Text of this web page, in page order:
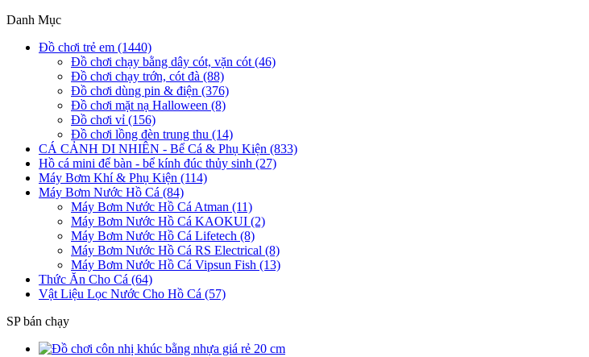
Danh Mục
Đồ chơi trẻ em (1440)
Đồ chơi chạy bằng dây cót, vặn cót (46)
Đồ chơi chạy trớn, cót đà (88)
Đồ chơi dùng pin & điện (376)
Đồ chơi mặt nạ Halloween (8)
Đồ chơi vỉ (156)
Đồ chơi lồng đèn trung thu (14)
CÁ CẢNH DI NHIÊN - Bể Cá & Phụ Kiện (833)
Hồ cá mini để bàn - bể kính đúc thủy sinh (27)
Máy Bơm Khí & Phụ Kiện (114)
Máy Bơm Nước Hồ Cá (84)
Máy Bơm Nước Hồ Cá Atman (11)
Máy Bơm Nước Hồ Cá KAOKUI (2)
Máy Bơm Nước Hồ Cá Lifetech (8)
Máy Bơm Nước Hồ Cá RS Electrical (8)
Máy Bơm Nước Hồ Cá Vipsun Fish (13)
Thức Ăn Cho Cá (64)
Vật Liệu Lọc Nước Cho Hồ Cá (57)
SP bán chạy